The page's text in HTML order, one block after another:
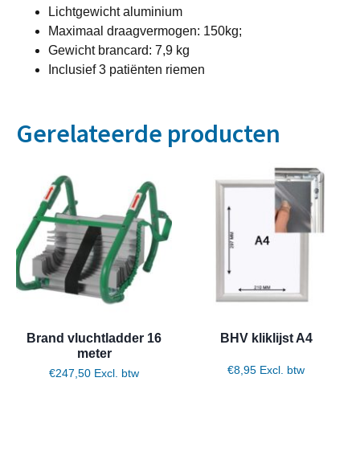
Lichtgewicht aluminium
Maximaal draagvermogen: 150kg;
Gewicht brancard: 7,9 kg
Inclusief 3 patiënten riemen
Gerelateerde producten
Brand vluchtladder 16
meter
€247,50 Excl. btw
BHV kliklijst A4
€8,95 Excl. btw